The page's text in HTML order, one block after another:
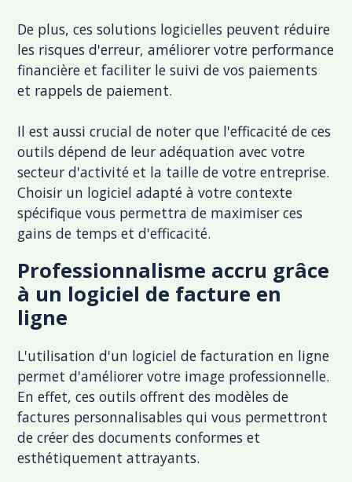
De plus, ces solutions logicielles peuvent réduire
les risques d'erreur, améliorer votre performance
financière et faciliter le suivi de vos paiements
et rappels de paiement.
Il est aussi crucial de noter que l'efficacité de ces
outils dépend de leur adéquation avec votre
secteur d'activité et la taille de votre entreprise.
Choisir un logiciel adapté à votre contexte
spécifique vous permettra de maximiser ces
gains de temps et d'efficacité.
Professionnalisme accru grâce
à un logiciel de facture en
ligne
L'utilisation d'un logiciel de facturation en ligne
permet d'améliorer votre image professionnelle.
En effet, ces outils offrent des modèles de
factures personnalisables qui vous permettront
de créer des documents conformes et
esthétiquement attrayants.